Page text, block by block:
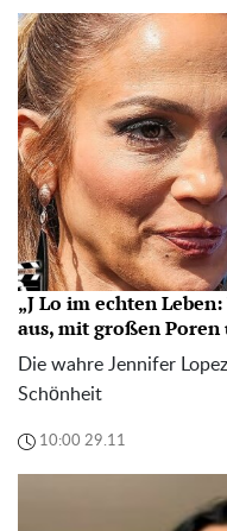
„J Lo im echten
aus, mit großen Poren
Die wahre Jennifer
Schönheit
10:00 29.11